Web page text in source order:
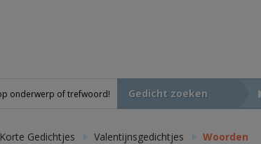
Gedicht zoeken
Korte Gedichtjes Valentijnsgedichtjes Woorden